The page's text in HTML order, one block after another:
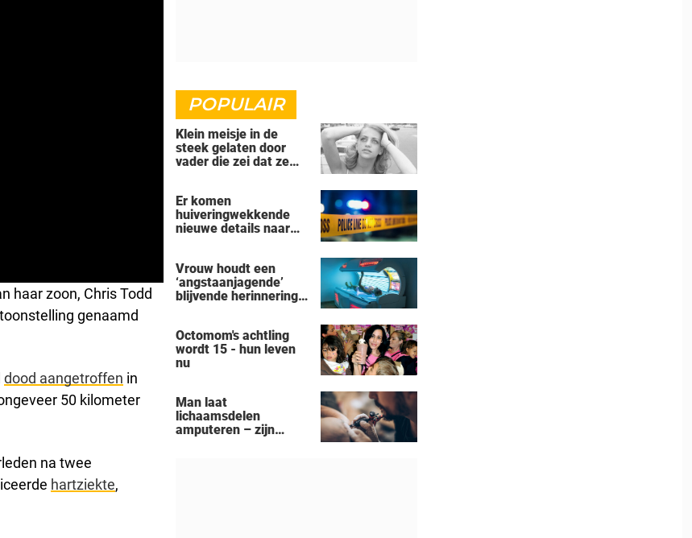
haar zoon, Chris Todd
genaamd
dood aangetroffen in
50 kilometer
na twee
hartziekte,
POPULAIR
Klein meisje in de
steek gelaten door
vader die zei dat ze
actrice
Er komen
huiveringwekkende
nieuwe details naar
zelfmoord door een
man uit Michigan op
een gezin van zeven
Vrouw houdt een
‘angstaanjagende’
blijvende herinnering
zonnebank
Octomom's achtling
wordt 15 - hun leven
nu
Man laat
lichaamsdelen
amputeren – zijn